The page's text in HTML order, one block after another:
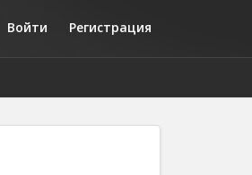
Войти Регистрация